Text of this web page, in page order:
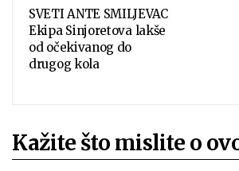
SVETI ANTE SMILJEVAC
Ekipa Sinjoretova lakše
od očekivanog do
drugog kola
Kažite što mislite o